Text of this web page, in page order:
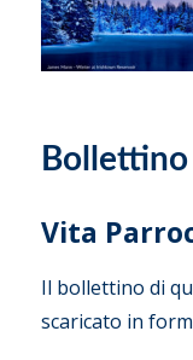
Vita
Il bollettino di
scaricato in